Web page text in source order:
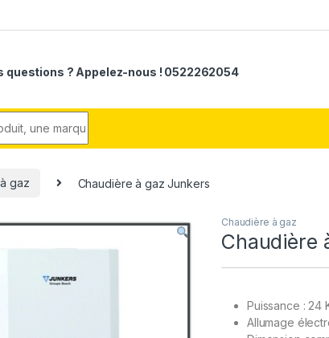
questions ? Appelez-nous ! 0522262054
gaz Chaudière à gaz Junkers
Chaudière à gaz
Chaudière
Puissance : 24
Allumage